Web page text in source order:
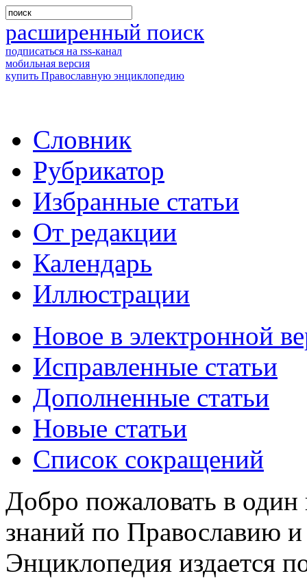
расширенный поиск
подписаться на rss-канал
мобильная версия
купить Православную энциклопедию
Словник
Рубрикатор
Избранные статьи
От редакции
Календарь
Иллюстрации
Новое в электронной
Исправленные статьи
Дополненные статьи
Новые статьи
Список сокращений
Добро пожаловать в
знаний по Православию
Энциклопедия издается